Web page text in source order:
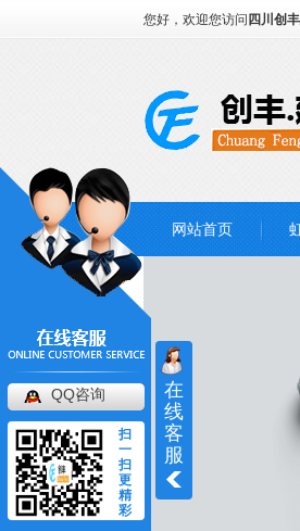
您好，欢迎您访问 四川创
网站首页
在
线
客
服
QQ咨询
扫
一
扫
更
精
彩